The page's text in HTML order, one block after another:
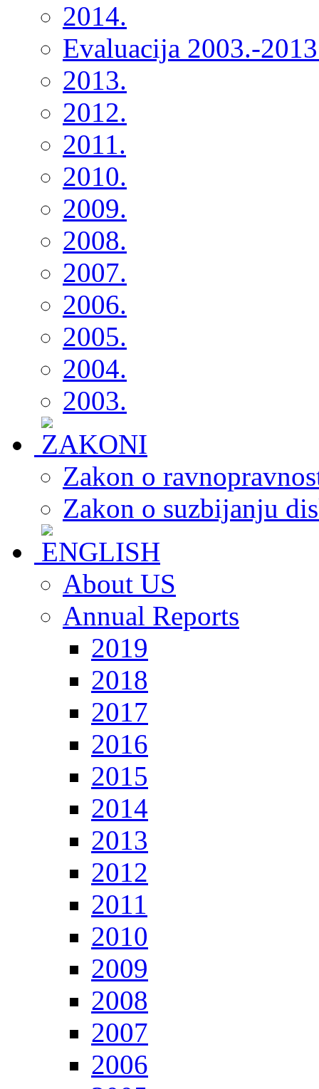
2014.
Evaluacija 2003.-
2013.
2012.
2011.
2010.
2009.
2008.
2007.
2006.
2005.
2004.
2003.
Zakon o
Zakon o suzbijanju
About US
Annual Reports
2019
2018
2017
2016
2015
2014
2013
2012
2011
2010
2009
2008
2007
2006